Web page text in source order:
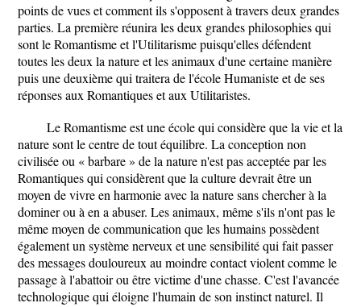
points de vues et comment ils s'opposent à travers deux grandes
parties. La première réunira les deux grandes philosophies qui
sont le Romantisme et l'Utilitarisme puisqu'elles défendent
toutes les deux la nature et les animaux d'une certaine manière
puis une deuxième qui traitera de l'école Humaniste et de ses
réponses aux Romantiques et aux Utilitaristes.
Le Romantisme est une école qui considère que la vie et la
nature sont le centre de tout équilibre. La conception non
civilisée ou « barbare » de la nature n'est pas acceptée par les
Romantiques qui considèrent que la culture devrait être un
moyen de vivre en harmonie avec la nature sans chercher à la
dominer ou à en a abuser. Les animaux, même s'ils n'ont pas le
même moyen de communication que les humains possèdent
également un système nerveux et une sensibilité qui fait passer
des messages douloureux au moindre contact violent comme le
passage à l'abattoir ou être victime d'une chasse. C'est l'avancée
technologique qui éloigne l'humain de son instinct naturel. Il